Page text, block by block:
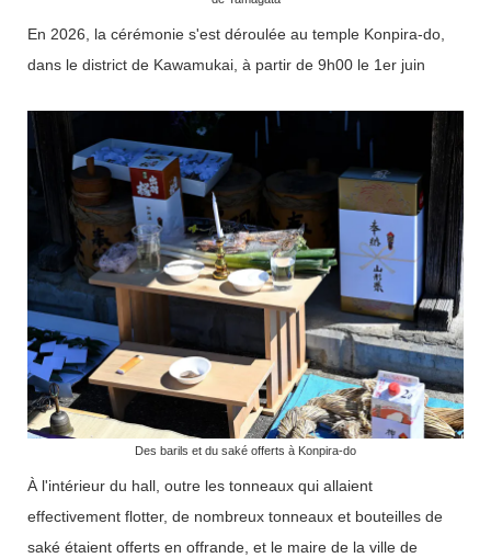
En 2026, la cérémonie s'est déroulée au temple Konpira-do,
dans le district de Kawamukai, à partir de 9h00 le 1er juin
Des barils et du saké offerts à Konpira-do
À l'intérieur du hall, outre les tonneaux qui allaient
effectivement flotter, de nombreux tonneaux et bouteilles de
saké étaient offerts en offrande, et le maire de la ville de